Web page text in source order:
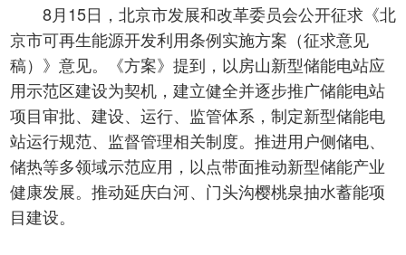
8月15日，北京市发展和改革委员会公开征求《北
京市可再生能源开发利用条例实施方案（征求意见
稿）》意见。《方案》提到，以房山新型储能电站应
用示范区建设为契机，建立健全并逐步推广储能电站
项目审批、建设、运行、监管体系，制定新型储能电
站运行规范、监督管理相关制度。推进用户侧储电、
储热等多领域示范应用，以点带面推动新型储能产业
健康发展。推动延庆白河、门头沟樱桃泉抽水蓄能项
目建设。